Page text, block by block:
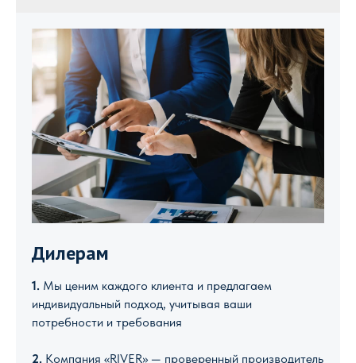
Дилерам
1. Мы ценим каждого клиента и предлагаем
индивидуальный подход, учитывая ваши
потребности и требования
2. Компания «RIVER» — проверенный производитель